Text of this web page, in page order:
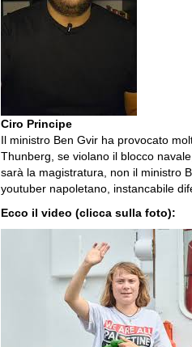
Ciro Principe
Il ministro Ben Gvir ha provocato
Thunberg, se violano il blocco
sarà la magistratura, non il ministro
youtuber napoletano, instancabile
Ecco il video (clicca sulla foto):